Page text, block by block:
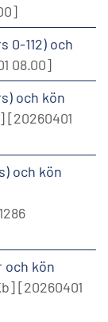
0-112) och
08.00]
och kön
[20260401
och kön
och kön
[20260401